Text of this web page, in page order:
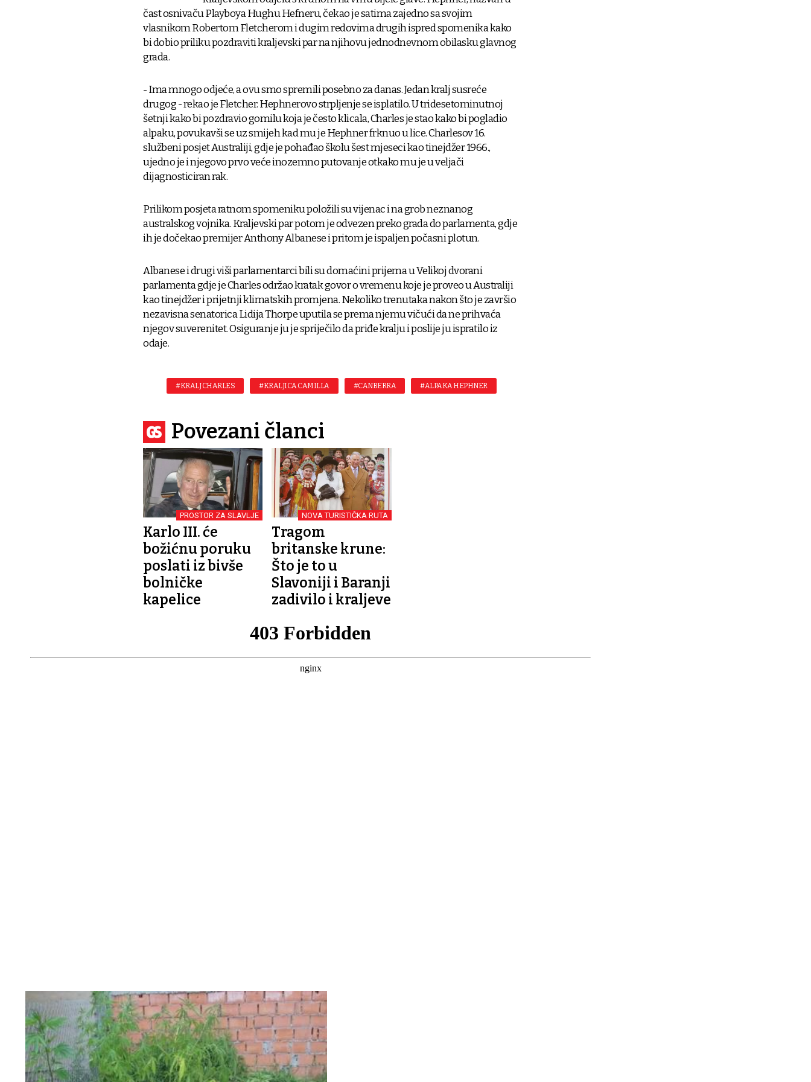
čast osnivaču Playboya Hughu Hefneru, čekao je satima zajedno sa svojim
vlasnikom Robertom Fletcherom i dugim redovima drugih ispred spomenika kako
bi dobio priliku pozdraviti kraljevski par na njihovu jednodnevnom obilasku glavnog
grada.
- Ima mnogo odjeće, a ovu smo spremili posebno za danas. Jedan kralj susreće
drugog - rekao je Fletcher. Hephnerovo strpljenje se isplatilo. U tridesetominutnoj
šetnji kako bi pozdravio gomilu koja je često klicala, Charles je stao kako bi pogladio
alpaku, povukavši se uz smijeh kad mu je Hephner frknuo u lice. Charlesov 16.
službeni posjet Australiji, gdje je pohađao školu šest mjeseci kao tinejdžer 1966.,
ujedno je i njegovo prvo veće inozemno putovanje otkako mu je u veljači
dijagnosticiran rak.
Prilikom posjeta ratnom spomeniku položili su vijenac i na grob neznanog
australskog vojnika. Kraljevski par potom je odvezen preko grada do parlamenta, gdje
ih je dočekao premijer Anthony Albanese i pritom je ispaljen počasni plotun.
Albanese i drugi viši parlamentarci bili su domaćini prijema u Velikoj dvorani
parlamenta gdje je Charles održao kratak govor o vremenu koje je proveo u Australiji
kao tinejdžer i prijetnji klimatskih promjena. Nekoliko trenutaka nakon što je završio
nezavisna senatorica Lidija Thorpe uputila se prema njemu vičući da ne prihvaća
njegov suverenitet. Osiguranje ju je spriječilo da priđe kralju i poslije ju ispratilo iz
odaje.
#KRALJ CHARLES #KRALJICA CAMILLA #CANBERRA #ALPAKA HEPHNER
Povezani članci
PROSTOR ZA SLAVLJE
Karlo III. će
božićnu poruku
poslati iz bivše
bolničke
kapelice
NOVA TURISTIČKA RUTA
Tragom
britanske krune:
Što je to u
Slavoniji i Baranji
zadivilo i kraljeve